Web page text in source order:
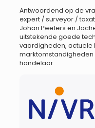
Antwoordend op de
expert / surveyor /
Johan Peeters en
uitstekende goede
vaardigheden, actuele
marktomstandigheden
handelaar.